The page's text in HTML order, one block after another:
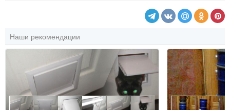
Наши рекомендации